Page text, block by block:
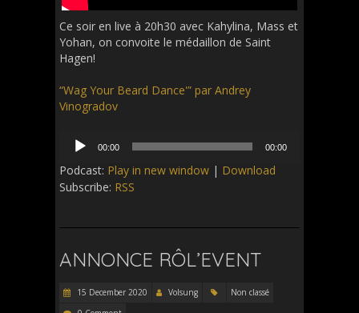
Ce soir en live à 20h30 avec Kahylina, Mass et
Yohan, on convoite le médaillon de Saint
Hagen!
“Wag Your Beard Dance'” par Andrey
Vinogradov
Audio
Player
00:00 00:00
Podcast: Play in new window | Download
Subscribe: RSS
ANNONCE RÔL’EVENT
15 December 2020 Volsung
Non classé